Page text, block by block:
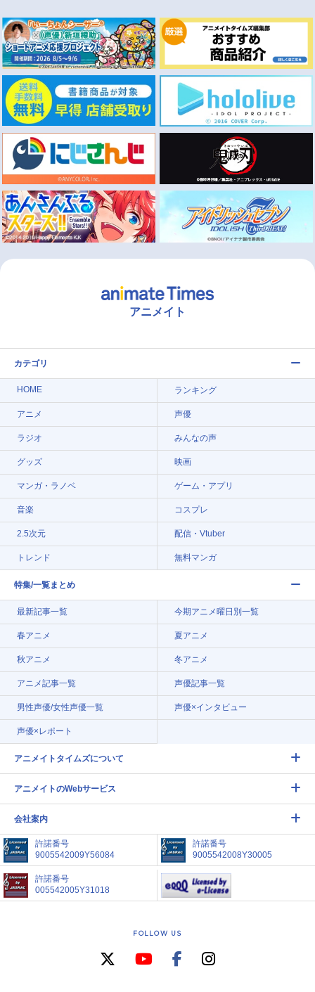
アニメイト
カテゴリ
HOME ランキング
アニメ 声優
ラジオ みんなの声
グッズ 映画
マンガ・ラノベ ゲーム・アプリ
音楽 コスプレ
2.5次元 配信・Vtuber
トレンド 無料マンガ
特集/一覧まとめ
最新記事一覧 今期アニメ曜日別一覧
春アニメ 夏アニメ
秋アニメ 冬アニメ
アニメ記事一覧 声優記事一覧
男性声優/女性声優一覧 声優×インタビュー
声優×レポート
アニメイトタイムズについて
アニメイトのWebサービス
会社案内
許諾番号
9005542009Y56084
許諾番号
9005542008Y30005
許諾番号
005542005Y31018
FOLLOW US